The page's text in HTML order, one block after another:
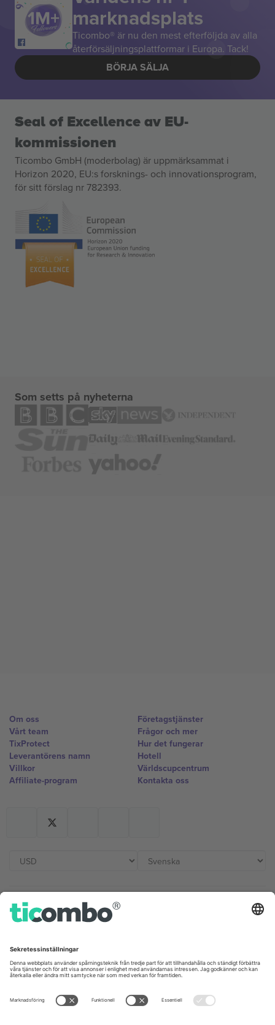
marknadsplats
Ticombo® är nu den mest efterföljda av alla
återförsäljningsplattformar i Europa. Tack!
BÖRJA SÄLJA
Seal of Excellence av EU-
kommissionen
Ticombo GmbH (moderbolag) är uppmärksammat i
Horizon 2020, EU:s forsknings- och innovationsprogram,
för sitt förslag nr 782393.
Som setts på nyheterna
Om oss
Vårt team
TixProtect
Leverantörens namn
Villkor
Affiliate-program
Företagstjänster
Frågor och mer
Hur det fungerar
Hotell
Världscupcentrum
Kontakta oss
Kontor och support
Unter den Linden 24, 10117
Berlin, Germany
London, EC1V 1AW, United
Kingdom
United States
Switzerland